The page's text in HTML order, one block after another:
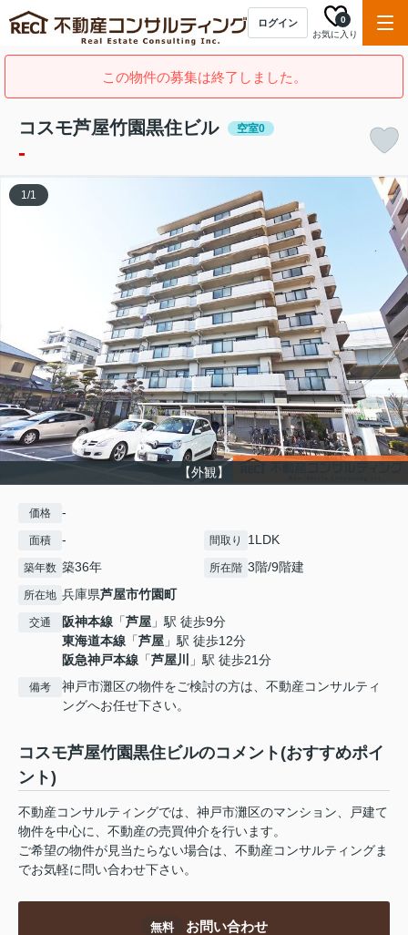
ログイン
お気に入り
0
この物件の募集は終了しました。
コスモ芦屋竹園黒住ビル 空室0
-
【外観】
1/1
価格 -
面積 - 間取り 1LDK
築年数 築36年 所在階 3階/9階建
所在地 兵庫県芦屋市竹園町
交通 阪神本線 「芦屋 」駅 徒歩9分
東海道本線 「芦屋 」駅 徒歩12分
阪急神戸本線 「芦屋川 」駅 徒歩21分
備考
神戸市灘区の物件をご検討の方は、不動産コンサルティ
ングへお任せ下さい。
コスモ芦屋竹園黒住ビルのコメント(おすすめポイ
ント)
不動産コンサルティングでは、神戸市灘区のマンション、戸建て
物件を中心に、不動産の売買仲介を行います。
ご希望の物件が見当たらない場合は、不動産コンサルティングま
でお気軽に問い合わせ下さい。
無料 お問い合わせ